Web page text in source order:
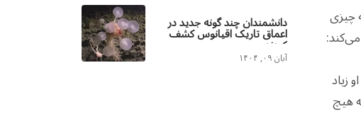
چیزی
زیاد
هیچ
دانشمندان چند گونه جدید در
اعماق تاریک اقیانوس کشف
کردند
آبان ۰۹, ۱۴۰۴